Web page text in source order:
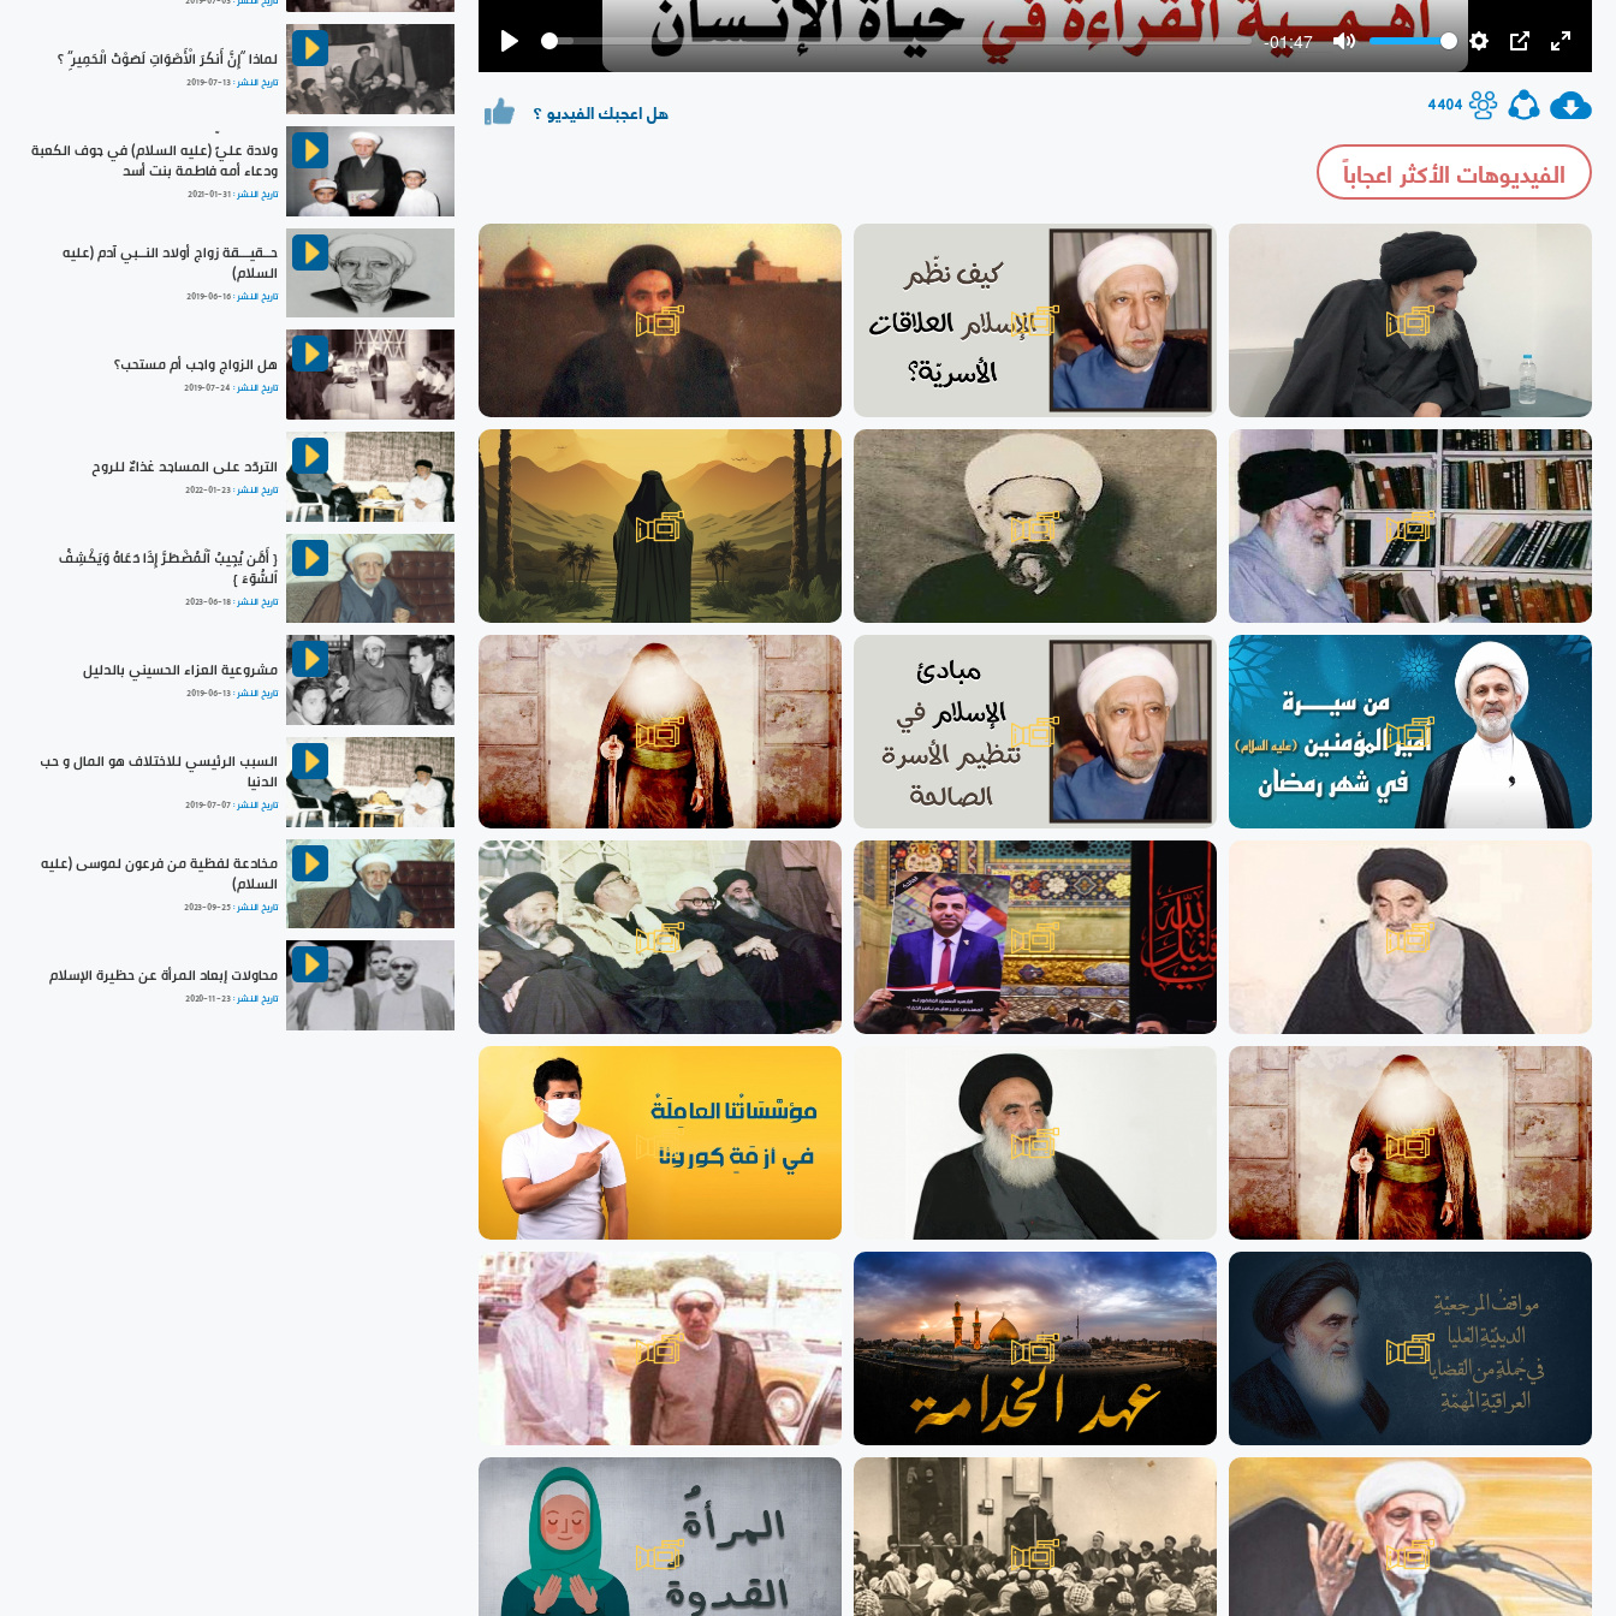
-01:47
Mute
4404 هل اعجبك الفيديو ؟
الفيديوهات الأكثر اعجاباً
لماذا “إِنَّ أَنكَرَ الْأَصْوَاتِ لَصَوْتُ الْحَمِيرِ” ؟
تاريخ النشر :2019-07-13
ولادة عليٍّ (عليه السلام) في جوف الكعبة
ودعاء أمه فاطمة بنت أسد
تاريخ النشر :2021-01-31
حــقيـــقة زواج أولاد النــبي آدم (عليه
السلام)
تاريخ النشر :2019-06-16
هل الزواج واجب أم مستحب؟
تاريخ النشر : 2019-07-24
التردّد على المساجد غذاءٌ للروح
تاريخ النشر :2022-01-23
{ أَمَّن يُجِيبُ ٱلْمُضْطَرَّ إِذَا دَعَاهُ وَيَكْشِفُ
ٱلسُّوٓءَ }
تاريخ النشر :2023-06-18
مشروعية العزاء الحسيني بالدليل
تاريخ النشر :2019-06-13
السبب الرئيسي للاختلاف هو المال و حب
الدنيا
تاريخ النشر :2019-07-07
مخادعة لفظية من فرعون لموسى (عليه
السلام)
تاريخ النشر :2023-09-25
محاولات إبعاد المرأة عن حظيرة الإسلام
تاريخ النشر :2020-11-23